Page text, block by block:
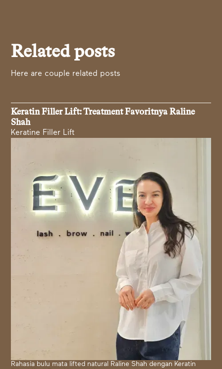
Related posts
Here are couple related posts
Keratin Filler Lift: Treatment Favoritnya Raline
Shah
Keratine Filler Lift
Rahasia bulu mata lifted natural Raline Shah dengan Keratin